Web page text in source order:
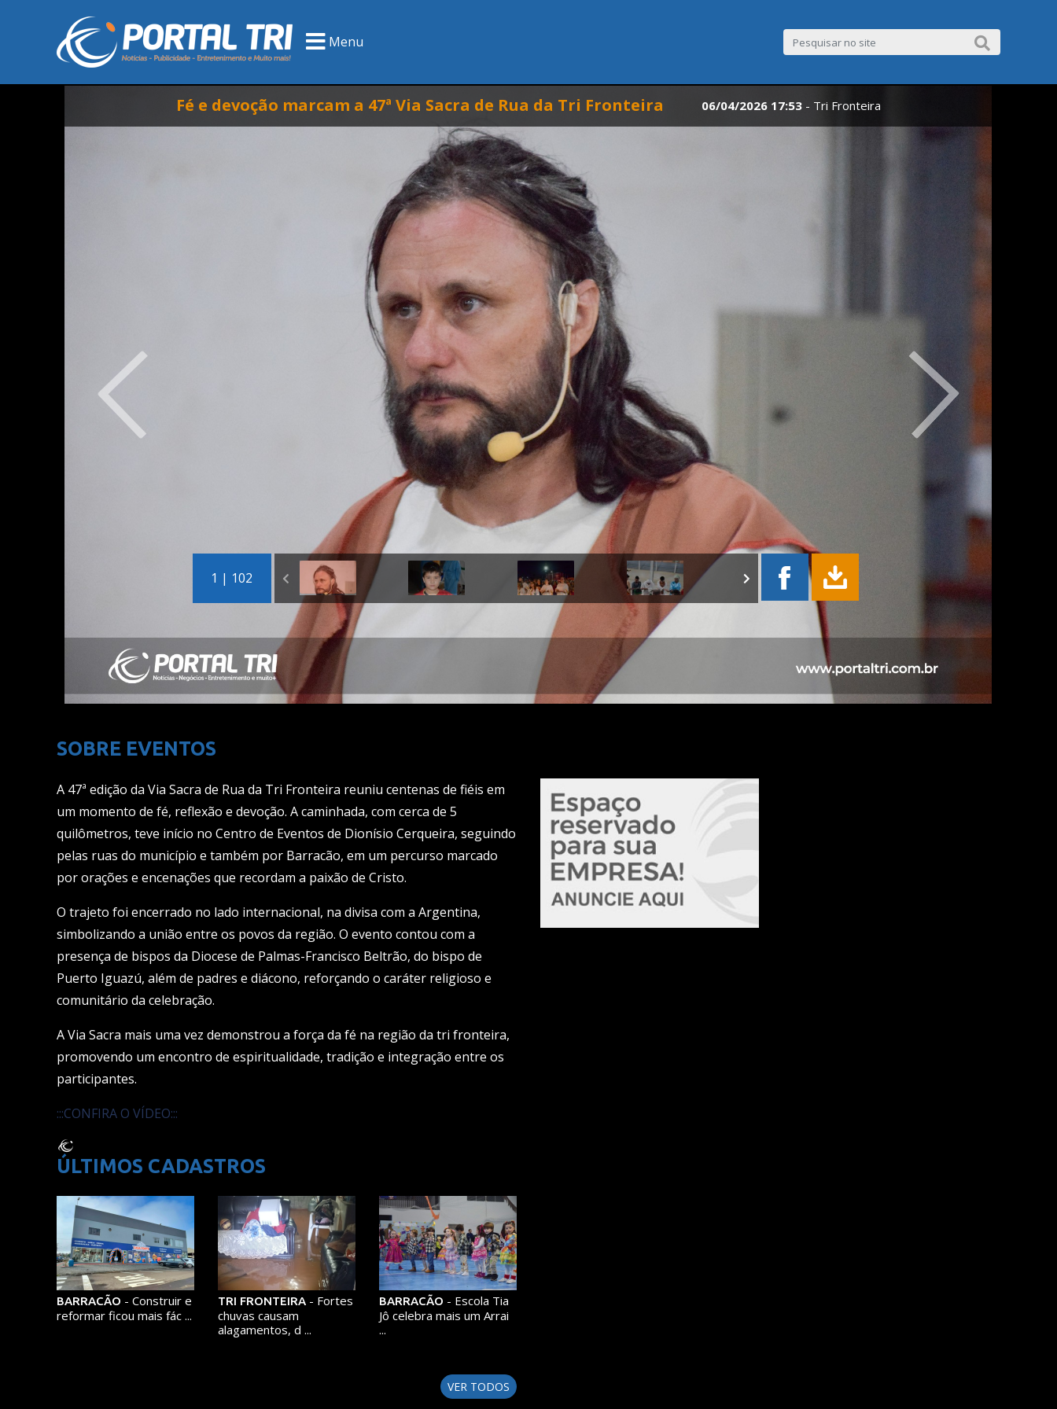
Menu
Fé e devoção marcam a 47ª Via Sacra de Rua da Tri Fronteira 06/04/2026 17:53 - Tri Fronteira
1 | 102
SOBRE EVENTOS
A 47ª edição da Via Sacra de Rua da Tri Fronteira reuniu centenas de fiéis em
um momento de fé, reflexão e devoção. A caminhada, com cerca de 5
quilômetros, teve início no Centro de Eventos de Dionísio Cerqueira, seguindo
pelas ruas do município e também por Barracão, em um percurso marcado
por orações e encenações que recordam a paixão de Cristo.
O trajeto foi encerrado no lado internacional, na divisa com a Argentina,
simbolizando a união entre os povos da região. O evento contou com a
presença de bispos da Diocese de Palmas-Francisco Beltrão, do bispo de
Puerto Iguazú, além de padres e diácono, reforçando o caráter religioso e
comunitário da celebração.
A Via Sacra mais uma vez demonstrou a força da fé na região da tri fronteira,
promovendo um encontro de espiritualidade, tradição e integração entre os
participantes.
:::CONFIRA O VÍDEO:::
ÚLTIMOS CADASTROS
BARRACÃO - Construir e
reformar ficou mais fác ...
TRI FRONTEIRA - Fortes
chuvas causam
alagamentos, d ...
BARRACÃO - Escola Tia
Jô celebra mais um Arrai
...
VER TODOS